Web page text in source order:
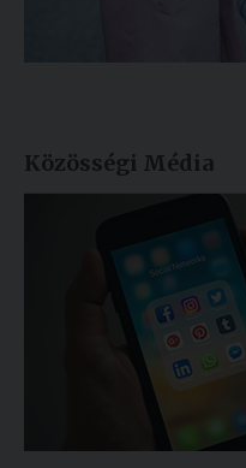
Közösségi Média